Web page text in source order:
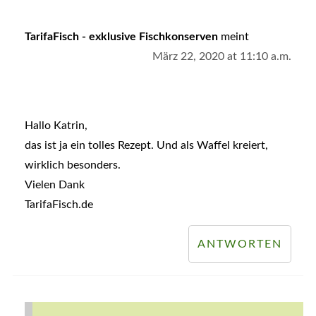
TarifaFisch - exklusive Fischkonserven meint
März 22, 2020 at 11:10 a.m.
Hallo Katrin,
das ist ja ein tolles Rezept. Und als Waffel kreiert,
wirklich besonders.
Vielen Dank
TarifaFisch.de
ANTWORTEN